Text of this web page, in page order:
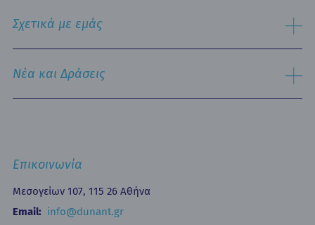
Νοσηλευτική Υπηρεσία
Εξωτερικά Ιατρεία
Οne Day Clinic (Ημερήσια Νοσηλεία)
Σχετικά με εμάς
Ιστορικό
Όραμα & Αποστολή
Πολιτική Ποιότητας
Οικονομικά Μεγέθη
Νέα και Δράσεις
Δελτία Τύπου - Ανακοινώσεις
Εκπαίδευση
Έντυπα
Επικοινωνία
Μεσογείων 107, 115 26 Αθήνα
Email: info@dunant.gr